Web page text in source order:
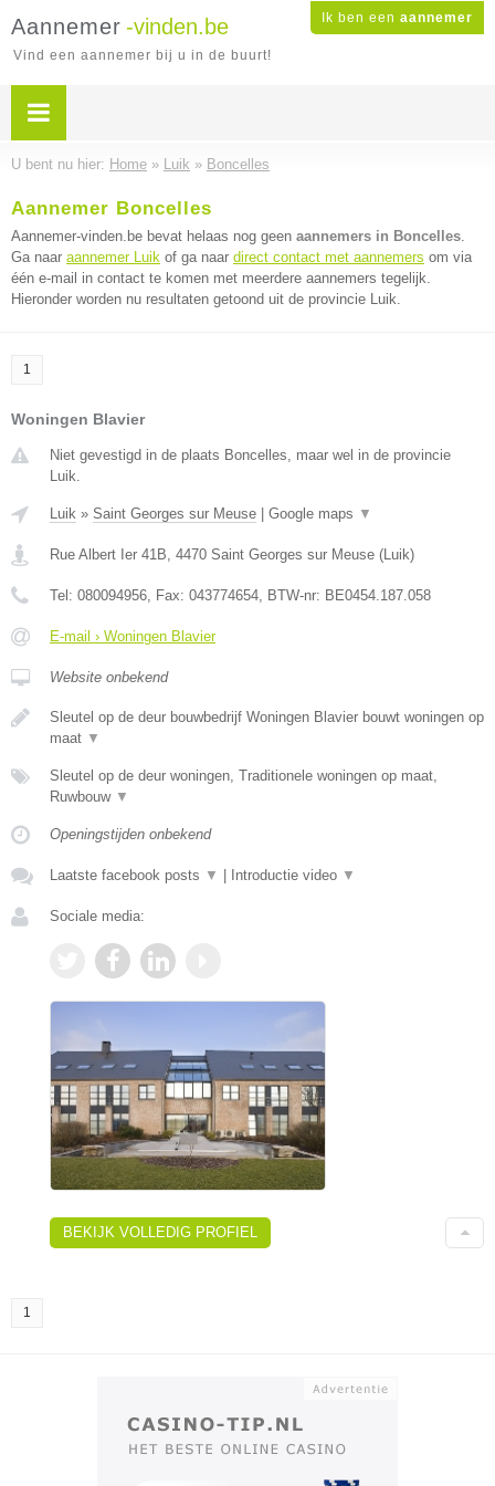
Ik ben een aannemer
Aannemer -vinden.be
Vind een aannemer bij u in de buurt!
U bent nu hier: Home » Luik » Boncelles
Aannemer Boncelles
Aannemer-vinden.be bevat helaas nog geen aannemers in Boncelles.
Ga naar aannemer Luik of ga naar direct contact met aannemers om via
één e-mail in contact te komen met meerdere aannemers tegelijk.
Hieronder worden nu resultaten getoond uit de provincie Luik.
1
Woningen Blavier
Niet gevestigd in de plaats Boncelles, maar wel in de provincie
Luik.
Luik » Saint Georges sur Meuse Google maps ▼
Rue Albert Ier 41B, 4470 Saint Georges sur Meuse (Luik)
Tel: 080094956, Fax: 043774654, BTW-nr: BE0454.187.058
E-mail › Woningen Blavier
Website onbekend
Sleutel op de deur bouwbedrijf Woningen Blavier bouwt woningen op
maat ▼
Sleutel op de deur woningen, Traditionele woningen op maat,
Ruwbouw ▼
Openingstijden onbekend
Laatste facebook posts ▼ Introductie video ▼
Sociale media:
BEKIJK VOLLEDIG PROFIEL
1